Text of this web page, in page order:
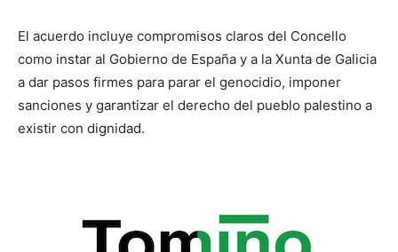
El acuerdo incluye compromisos claros del Concello
como instar al Gobierno de España y a la Xunta de Galicia
a dar pasos firmes para parar el genocidio, imponer
sanciones y garantizar el derecho del pueblo palestino a
existir con dignidad.